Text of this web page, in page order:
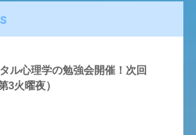
ル心理学の勉強会開催！次回
3火曜夜）